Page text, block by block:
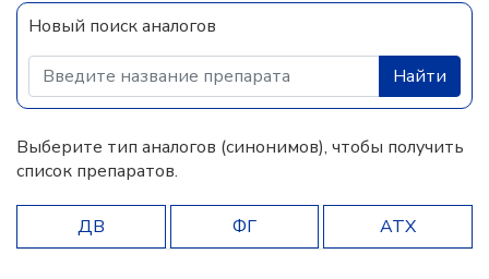
Новый поиск аналогов
Найти
Выберите тип аналогов (синонимов), чтобы получить
список препаратов.
ДВ ФГ АТХ